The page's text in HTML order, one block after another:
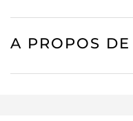
A PROPOS